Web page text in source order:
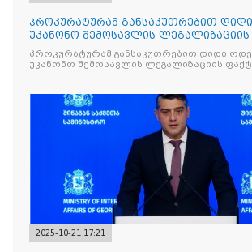
პროკურატურამ განსაკუთრებით
უკანონო შემოსავლის ლეგალიზაციის
საქართველოს ყოფილ პ
პროკურატურამ განსაკუთრებით დიდი
უკანონო შემოსავლის ლეგალიზაციის
2025-10-21 17:21